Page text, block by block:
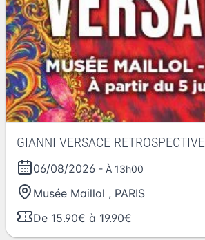
GIANNI VERSACE RETROSPECTIVE
06/08/2026 - À 13h00
Musée Maillol , PARIS
De 15.90€ à 19.90€